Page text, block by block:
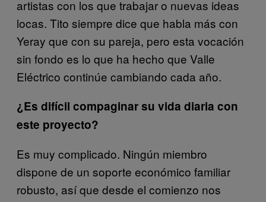
artistas con los que trabajar o nuevas ideas
locas. Tito siempre dice que habla más con
Yeray que con su pareja, pero esta vocación
sin fondo es lo que ha hecho que Valle
Eléctrico continúe cambiando cada año.
¿Es difícil compaginar su vida diaria con
este proyecto?
Es muy complicado. Ningún miembro
dispone de un soporte económico familiar
robusto, así que desde el comienzo nos